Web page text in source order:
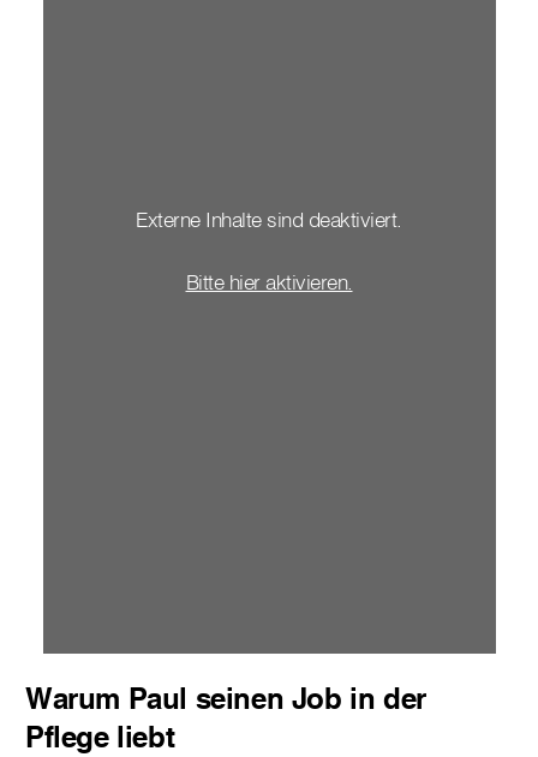
Externe Inhalte sind deaktiviert.
Bitte hier aktivieren.
Warum Paul seinen Job in der
Pflege liebt